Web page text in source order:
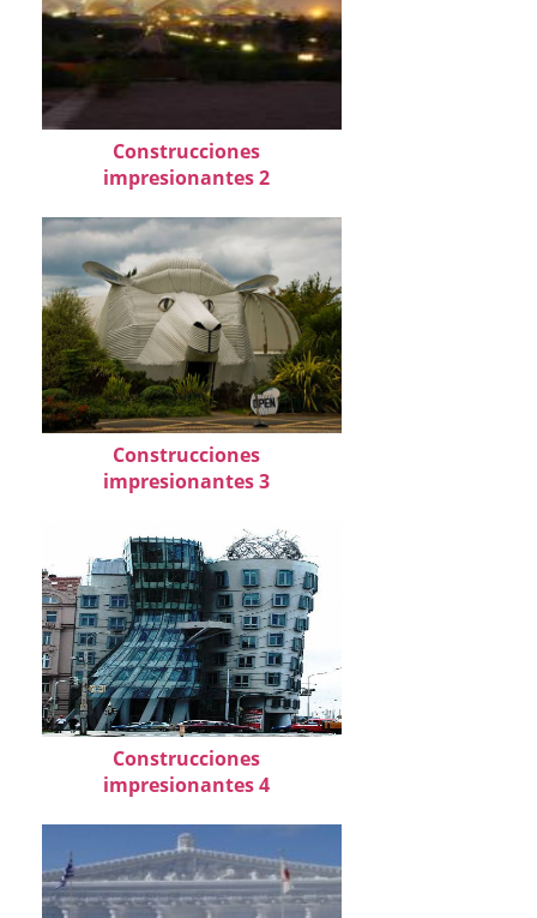
Construcciones
impresionantes 2
Construcciones
impresionantes 3
Construcciones
impresionantes 4